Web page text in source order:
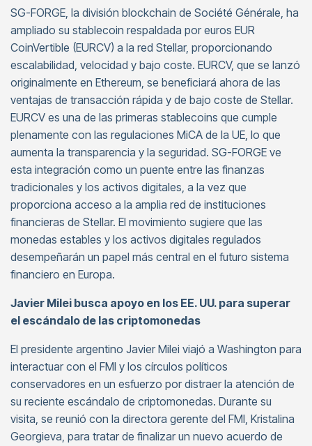
SG-FORGE, la división blockchain de Société Générale, ha
ampliado su stablecoin respaldada por euros EUR
CoinVertible (EURCV) a la red Stellar, proporcionando
escalabilidad, velocidad y bajo coste. EURCV, que se lanzó
originalmente en Ethereum, se beneficiará ahora de las
ventajas de transacción rápida y de bajo coste de Stellar.
EURCV es una de las primeras stablecoins que cumple
plenamente con las regulaciones MiCA de la UE, lo que
aumenta la transparencia y la seguridad. SG-FORGE ve
esta integración como un puente entre las finanzas
tradicionales y los activos digitales, a la vez que
proporciona acceso a la amplia red de instituciones
financieras de Stellar. El movimiento sugiere que las
monedas estables y los activos digitales regulados
desempeñarán un papel más central en el futuro sistema
financiero en Europa.
Javier Milei busca apoyo en los EE. UU. para superar
el escándalo de las criptomonedas
El presidente argentino Javier Milei viajó a Washington para
interactuar con el FMI y los círculos políticos
conservadores en un esfuerzo por distraer la atención de
su reciente escándalo de criptomonedas. Durante su
visita, se reunió con la directora gerente del FMI, Kristalina
Georgieva, para tratar de finalizar un nuevo acuerdo de